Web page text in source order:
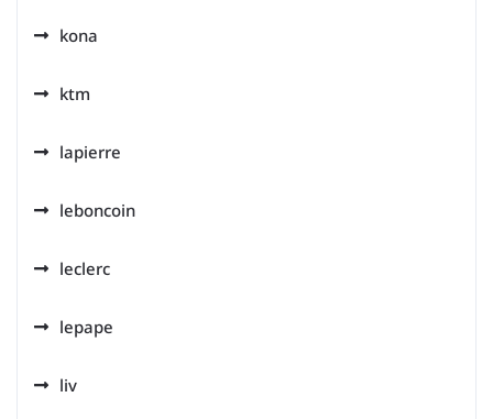
kona
ktm
lapierre
leboncoin
leclerc
lepape
liv